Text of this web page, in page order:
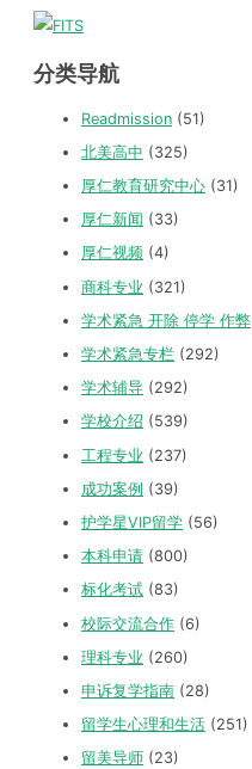
分类导航
Readmission (51)
北美高中 (325)
厚仁教育研究中心 (31)
厚仁新闻 (33)
厚仁视频 (4)
商科专业 (321)
学术紧急 开除 停学 作弊
学术紧急专栏 (292)
学术辅导 (292)
学校介绍 (539)
工程专业 (237)
成功案例 (39)
护学星VIP留学 (56)
本科申请 (800)
标化考试 (83)
校际交流合作 (6)
理科专业 (260)
申诉复学指南 (28)
留学生心理和生活 (251)
留美导师 (23)